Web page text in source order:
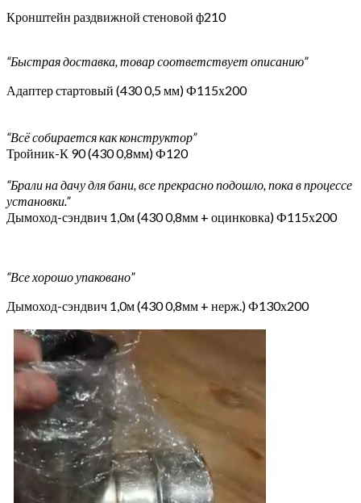
Кронштейн раздвижной стеновой ф210
“Быстрая доставка, товар соответствует описанию”
Адаптер стартовый (430 0,5 мм) Ф115х200
“Всё собирается как конструктор”
Тройник-К 90 (430 0,8мм) Ф120
“Брали на дачу для бани, все прекрасно подошло, пока в процессе
установки.”
Дымоход-сэндвич 1,0м (430 0,8мм + оцинковка) Ф115х200
“Все хорошо упаковано”
Дымоход-сэндвич 1,0м (430 0,8мм + нерж.) Ф130х200